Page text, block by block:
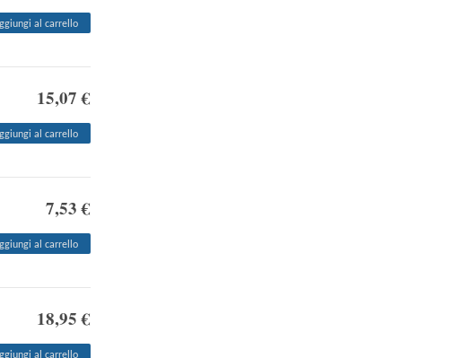
al carrello
15,07 €
al carrello
7,53 €
al carrello
18,95 €
al carrello